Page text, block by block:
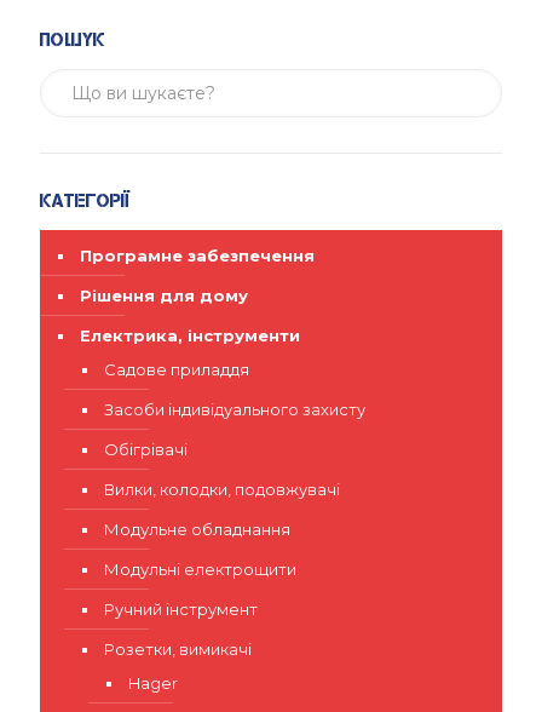
Пошук
Категорії
Програмне забезпечення
Рішення для дому
Електрика, інструменти
Садове приладдя
Засоби індивідуального захисту
Обігрівачі
Вилки, колодки, подовжувачі
Модульне обладнання
Модульні електрощити
Ручний інструмент
Розетки, вимикачі
Hager